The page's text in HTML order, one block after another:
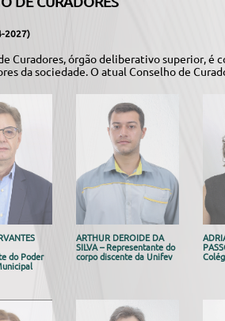
2027)
Curadores, órgão deliberativo superior, é
da sociedade. O atual Conselho de
do Poder
ARTHUR DEROIDE DA
SILVA – Representante do
corpo discente da Unifev